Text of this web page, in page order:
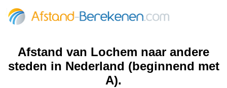
Afstand van Lochem naar andere
steden in Nederland (beginnend met
A).